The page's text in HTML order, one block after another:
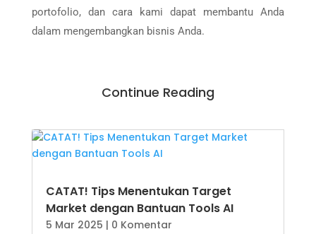
portofolio, dan cara kami dapat membantu Anda
dalam mengembangkan bisnis Anda.
Continue Reading
CATAT! Tips Menentukan Target
Market dengan Bantuan Tools AI
5 Mar 2025 | 0 Komentar